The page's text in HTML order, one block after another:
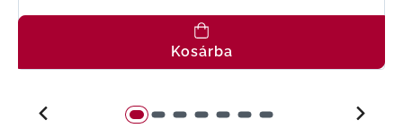
Kosárba